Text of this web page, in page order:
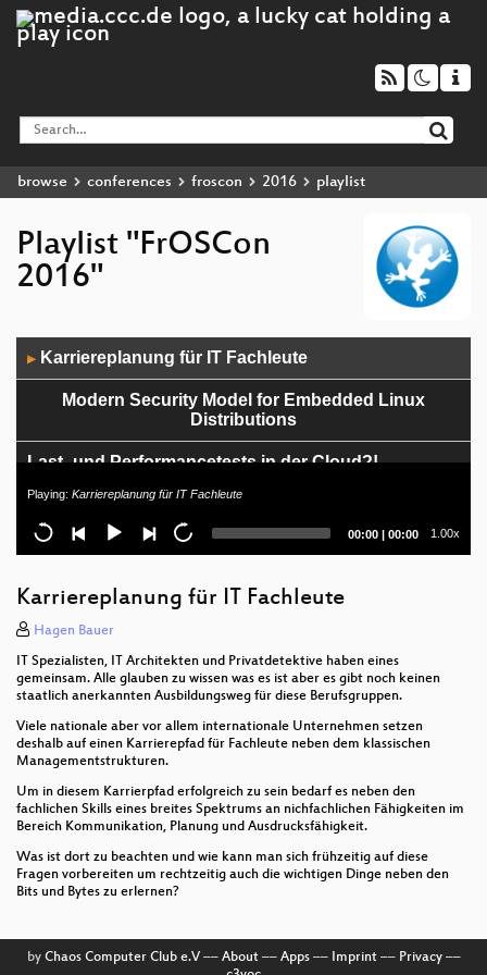
browse conferences froscon 2016 playlist
Playlist "FrOSCon
2016"
Player
▶ Karriereplanung für IT Fachleute
Modern Security Model for Embedded Linux
Distributions
Last- und Performancetests in der Cloud?!
Skalierbares Systems Management mit Salt
Seit wir SCRUM machen ist alles super. Nicht!
Open source is just about the source, isn't it?
Open Source Storage Management mit openATTIC
Team? Welches Team?
Logging mit Sytemd im Raspberry Pi Cluster
How to build your own cloud while staying in
Sichere Softwareentwicklung
Komponenten für das WWW: Das Client-side
Component Model (ccm)
Designing in the open: Mozilla Community Design
Playing: Karriereplanung für IT Fachleute
Current
00:00 | Total
00:00 1.00x
Karriereplanung für IT Fachleute
Hagen Bauer
IT Spezialisten, IT Architekten und Privatdetektive haben eines
gemeinsam. Alle glauben zu wissen was es ist aber es gibt noch keinen
staatlich anerkannten Ausbildungsweg für diese Berufsgruppen.
Viele nationale aber vor allem internationale Unternehmen setzen
deshalb auf einen Karrierepfad für Fachleute neben dem klassischen
Managementstrukturen.
Um in diesem Karrierpfad erfolgreich zu sein bedarf es neben den
fachlichen Skills eines breites Spektrums an nichfachlichen Fähigkeiten im
Bereich Kommunikation, Planung und Ausdrucksfähigkeit.
Was ist dort zu beachten und wie kann man sich frühzeitig auf diese
Fragen vorbereiten um rechtzeitig auch die wichtigen Dinge neben den
Bits und Bytes zu erlernen?
by Chaos Computer Club e.V–– About–– Apps–– Imprint–– Privacy––